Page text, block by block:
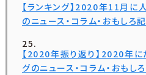
【ランキング】2020年11月に
のニュース・コラム・おもしろ
【2020年振り返り】2020年に
グのニュース・コラム・おもし